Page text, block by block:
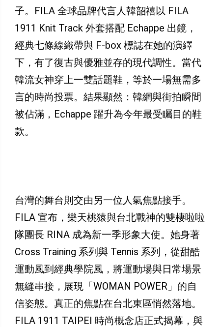
子。FILA 全球品牌代言人韓韶禧以 FILA
1911 Knit Track 外套搭配 Echappe 出鏡，
經典七條線織帶與 F-box 標誌在她的演繹
下，有了復古與優雅並存的現代調性。當代
韓流女神穿上一雙話題鞋，等於一場無需多
言的時尚投票。結果顯然：韓網與街拍瞬間
被佔滿，Echappe 躍升為今年最受矚目的鞋
款。
台灣的舞台則交由另一位人氣焦點接手。
FILA 宣布，樂天桃猿與台北戰神的雙棲啦啦
隊團長 RINA 成為新一季形象大使。她身著
Cross Training 系列與 Tennis 系列，從甜酷
運動風到經典學院風，將運動場與日常場景
無縫串接，展現「WOMAN POWER」的自
信姿態。真正的焦點在台北東區悄然落地。
FILA 1911 TAIPEI 時尚概念店正式揭幕，與